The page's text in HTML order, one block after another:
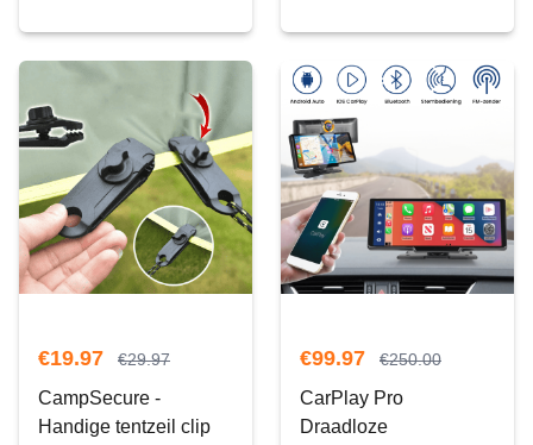
€19.97 €29.97
CampSecure -
Handige tentzeil clip
€99.97 €250.00
CarPlay Pro
Draadloze